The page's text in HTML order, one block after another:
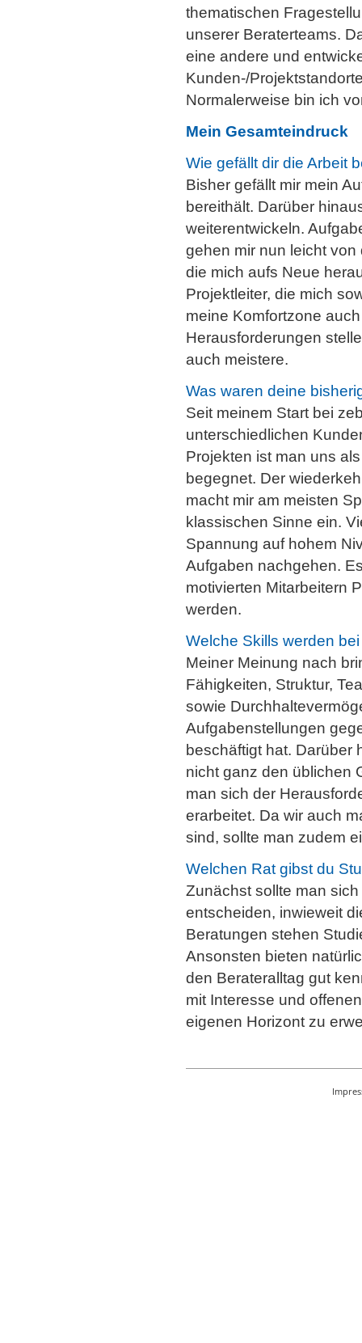
thematischen
unserer Beraterteams.
eine andere und
Kunden-/
Normalerweise bin ich
Mein Gesamteindruck
Wie gefällt dir die Arbeit
Bisher gefällt mir mein
bereithält. Darüber
weiterentwickeln.
gehen mir nun leicht
die mich aufs Neue
Projektleiter, die mich
meine Komfortzone
Herausforderungen
auch meistere.
Was waren deine
Seit meinem Start bei
unterschiedlichen
Projekten ist man uns
begegnet. Der
macht mir am meisten
klassischen Sinne ein.
Spannung auf hohem
Aufgaben nachgehen.
motivierten Mitarbeitern
werden.
Welche Skills werden
Meiner Meinung nach
Fähigkeiten, Struktur,
sowie
Aufgabenstellungen
beschäftigt hat. Darüber
nicht ganz den üblichen
man sich der
erarbeitet. Da wir auch
sind, sollte man zudem
Welchen Rat gibst du
Zunächst sollte man
entscheiden, inwieweit
Beratungen stehen
Ansonsten bieten
den Berateralltag gut
mit Interesse und
eigenen Horizont zu